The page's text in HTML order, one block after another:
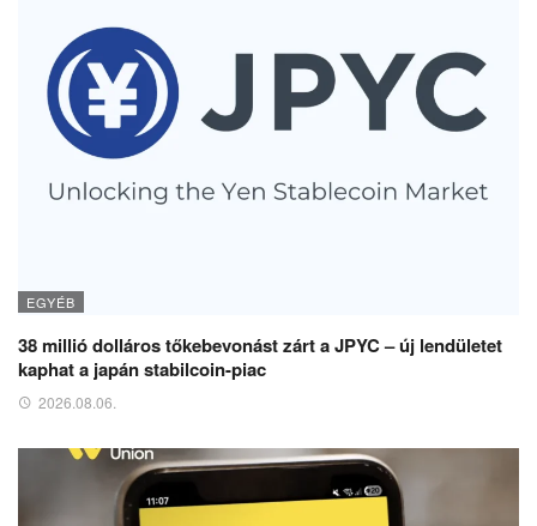
EGYÉB
38 millió dolláros tőkebevonást zárt a JPYC – új lendületet
kaphat a japán stabilcoin-piac
2026.08.06.